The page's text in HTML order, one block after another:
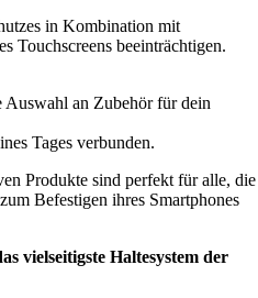
in Kombination mit
Touchscreens beeinträchtigen.
Auswahl an Zubehör für dein
Tages verbunden.
Produkte sind perfekt für alle, die
Befestigen ihres Smartphones
vielseitigste Haltesystem der